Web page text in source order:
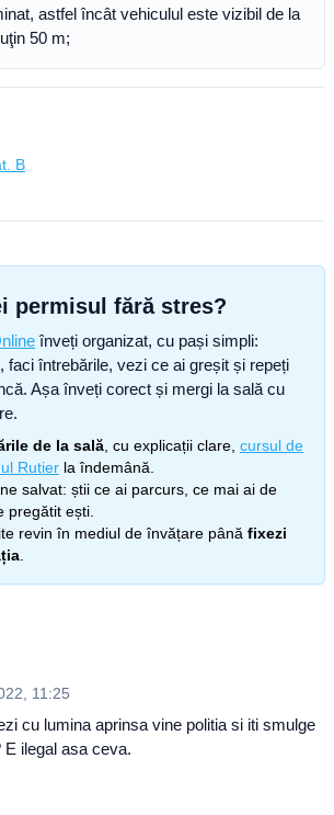
astfel încât vehiculul este vizibil de la
50 m;
B
permisul fără stres?
înveți organizat, cu pași simpli:
faci întrebările, vezi ce ai greșit și repeți
Așa înveți corect și mergi la sală cu
de la sală , cu explicații clare, cursul de
Rutier la îndemână.
salvat: știi ce ai parcurs, ce mai ai de
pregătit ești.
revin în mediul de învățare până fixezi
11:25
cu lumina aprinsa vine politia si iti smulge
E ilegal asa ceva.